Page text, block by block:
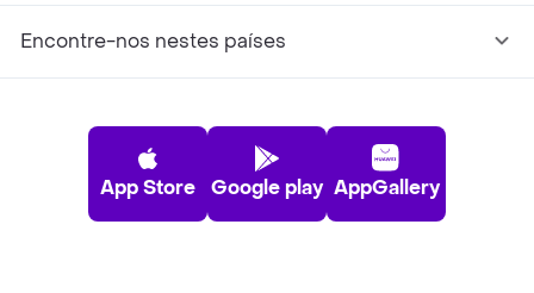
Encontre-nos nestes países
App Store Google play AppGallery